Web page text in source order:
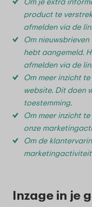
product te
afmelden via de
Om
hebt aangemeld.
afmelden via de
Om meer inzicht
website. Dit doen
toestemming.
Om meer inzicht
onze
Om de
Inzage in je